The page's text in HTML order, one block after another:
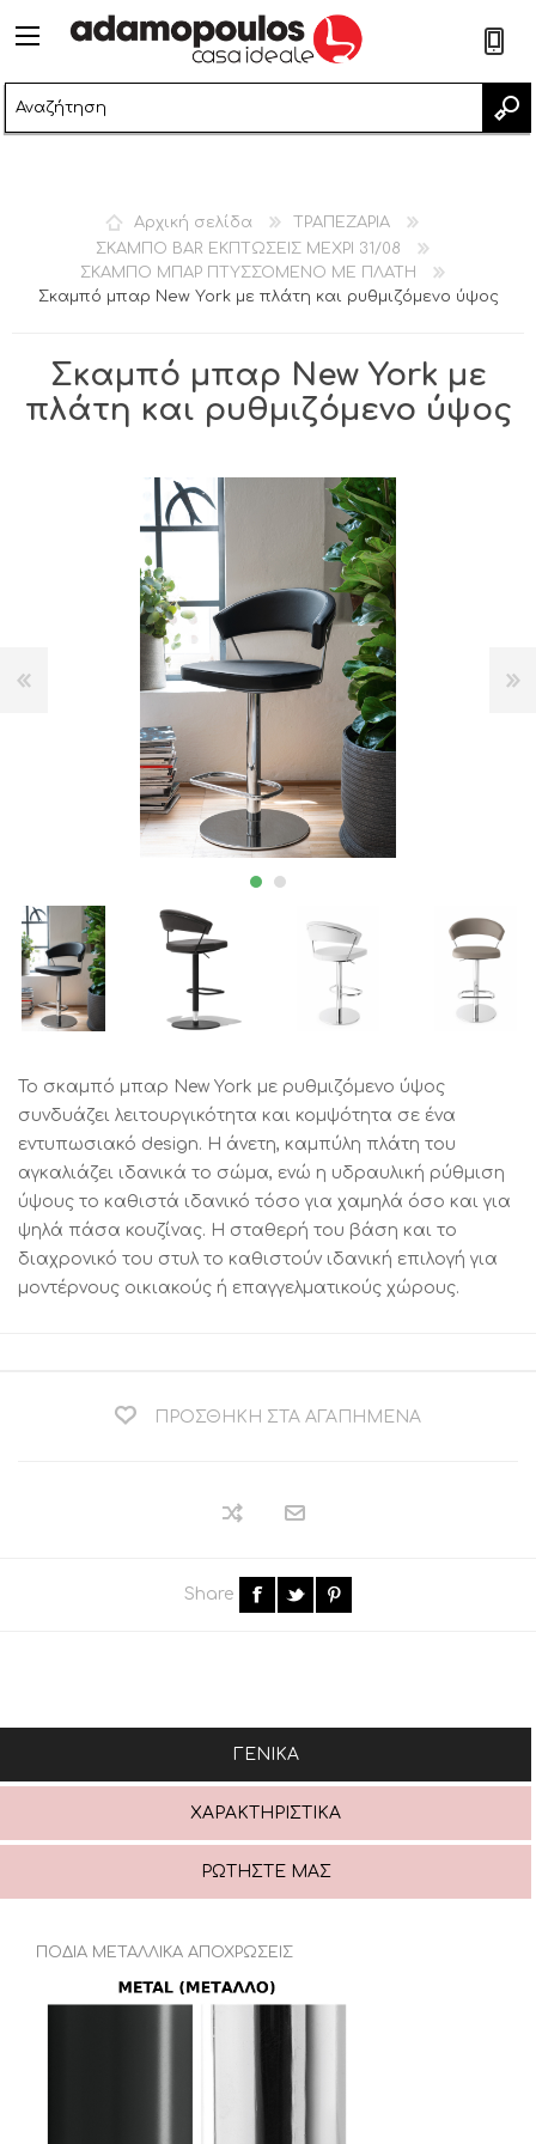
Αρχική σελίδα
ΤΡΑΠΕΖΑΡΙΑ
ΣΚΑΜΠΟ BAR ΕΚΠΤΩΣΕΙΣ ΜΕΧΡΙ 31/08
ΣΚΑΜΠΟ ΜΠΑΡ ΠΤΥΣΣΟΜΕΝΟ ΜΕ ΠΛΑΤΗ
Σκαμπό μπαρ New York με πλάτη και ρυθμιζόμενο ύψος
Σκαμπό μπαρ New York με
πλάτη και ρυθμιζόμενο ύψος
Το σκαμπό μπαρ New York με ρυθμιζόμενο ύψος
συνδυάζει λειτουργικότητα και κομψότητα σε ένα
εντυπωσιακό design. Η άνετη, καμπύλη πλάτη του
αγκαλιάζει ιδανικά το σώμα, ενώ η υδραυλική ρύθμιση
ύψους το καθιστά ιδανικό τόσο για χαμηλά όσο και για
ψηλά πάσα κουζίνας. Η σταθερή του βάση και το
διαχρονικό του στυλ το καθιστούν ιδανική επιλογή για
μοντέρνους οικιακούς ή επαγγελματικούς χώρους.
ΠΡΟΣΘΉΚΗ ΣΤΑ ΑΓΑΠΗΜΈΝΑ
Share
ΓΕΝΙΚΆ
ΧΑΡΑΚΤΗΡΙΣΤΙΚΆ
ΡΩΤΉΣΤΕ ΜΑΣ
ΠΟΔΙΑ ΜΕΤΑΛΛΙΚΑ ΑΠΟΧΡΩΣΕΙΣ